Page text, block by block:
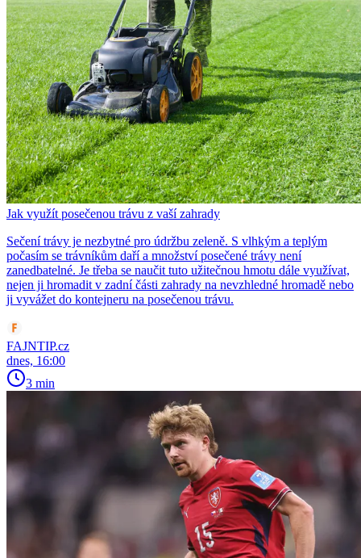
Jak využít posečenou trávu z vaší zahrady
Sečení trávy je nezbytné pro údržbu zeleně. S vlhkým a teplým
počasím se trávníkům daří a množství posečené trávy není
zanedbatelné. Je třeba se naučit tuto užitečnou hmotu dále využívat,
nejen ji hromadit v zadní části zahrady na nevzhledné hromadě nebo
ji vyvážet do kontejneru na posečenou trávu.
FAJNTIP.cz
dnes, 16:00
3 min